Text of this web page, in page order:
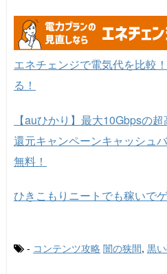
エネチェンジで電気代を比較
る！
【auひかり】最大10Gbpsの
還元キャンペーンキャッシュ
無料！
ひきこもりニートでも稼いで
- コンテンツ攻略 闇の狭間, 黒